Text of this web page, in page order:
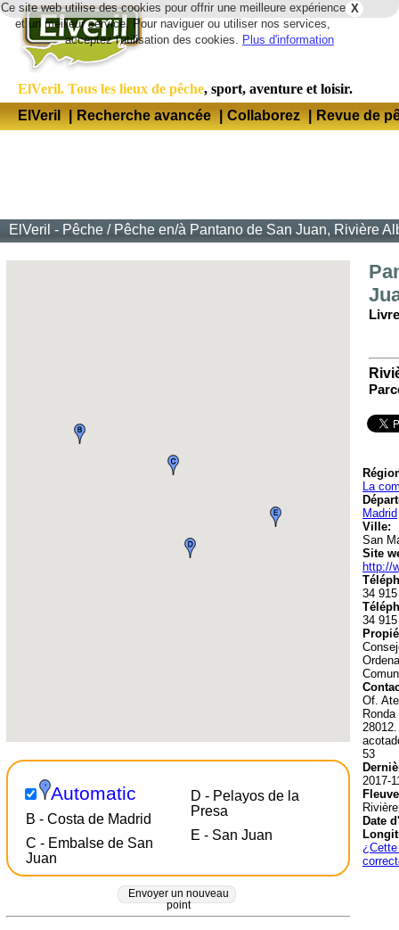
X
Ce site web utilise des cookies pour offrir une meilleure expérience
et un meilleur service. Pour naviguer ou utiliser nos services,
acceptez l'utilisation des cookies. Plus d'information
ElVeril. Tous les lieux de pêche, sport, aventure et loisir.
ElVeril
| Recherche avancée | Collaborez | Revue de
ElVeril - Pêche / Pêche en/à Pantano de San Juan, Rivière
Automatic
B - Costa de Madrid
C - Embalse de San
Juan
D - Pelayos de la
Presa
E - San Juan
Envoyer un nouveau
point
La
Madrid
Ville:
San
Site
http://
34
34
Of.
53
2017-
Date